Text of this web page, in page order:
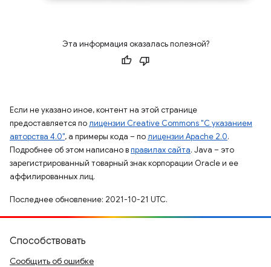
Эта информация оказалась полезной?
Если не указано иное, контент на этой странице
предоставляется полицензии Creative Commons "С указанием
авторства 4.0", а примеры кода – полицензии Apache 2.0.
Подробнее об этом написано вправилах сайта. Java – это
зарегистрированный товарный знак корпорации Oracle и ее
аффилированных лиц.
Последнее обновление: 2021-10-21 UTC.
Способствовать
Сообщить об ошибке